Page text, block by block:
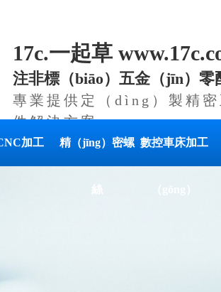
17c.一起草
注非標（biāo）五金（jīn）零
專業提供定（dìng）製精
件解決方案
加工 精（jīng）密螺
絲
數控車床加工
（gōng）